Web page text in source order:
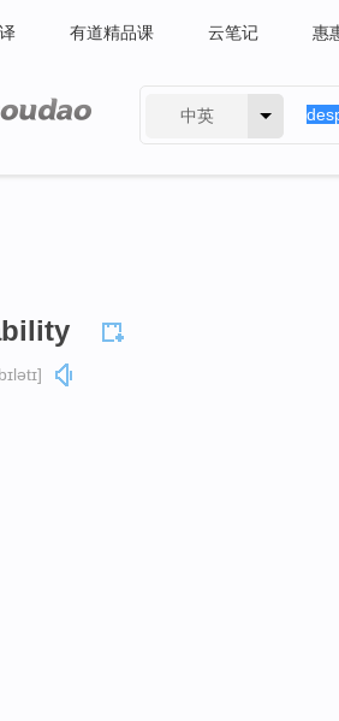
有道精品课 云笔记 惠
中英